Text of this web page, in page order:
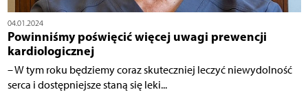
04.01.2024
Powinniśmy poświęcić więcej uwagi prewencji
kardiologicznej
– W tym roku będziemy coraz skuteczniej leczyć niewydolność
serca i dostępniejsze staną się leki...